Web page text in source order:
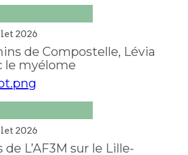
2026
de Compostelle, Lévia
le myélome
2026
L’AF3M sur le Lille-